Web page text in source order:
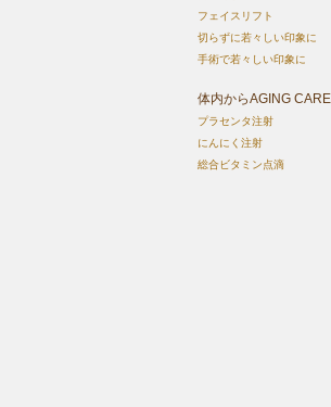
フェイスリフト
切らずに若々しい印象に
手術で若々しい印象に
体内からAGING CARE
プラセンタ注射
にんにく注射
総合ビタミン点滴